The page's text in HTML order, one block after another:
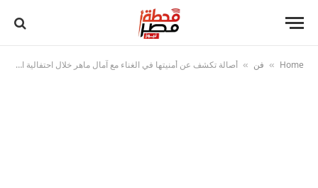
Home
» فن » أصالة تكشف عن أمنيتها في الغناء مع آمال ماهر خلال احتفالية اليوم الوطني السعودي